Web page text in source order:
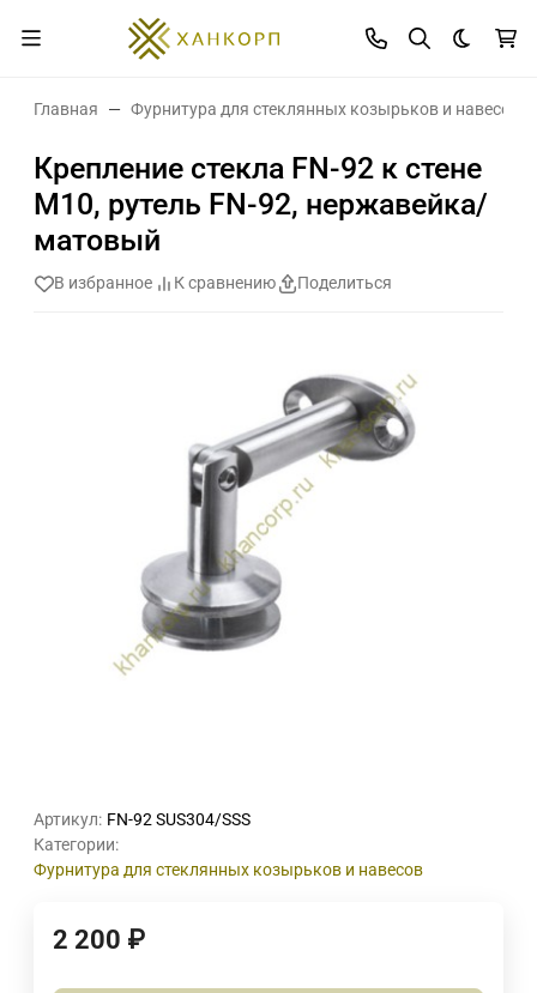
Темная
Главная Фурнитура для стеклянных козырьков и навесов
Крепление стекла FN-92 к стене
М10, рутель FN-92, нержавейка/
матовый
В избранное К сравнению Поделиться
Артикул: FN-92 SUS304/SSS
Категории:
Фурнитура для стеклянных козырьков и навесов
2 200 ₽